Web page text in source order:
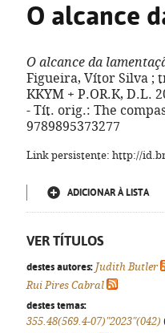
O alcance
O alcance da
Figueira, Vítor Silva ;
KKYM + P.OR.K, D.L.
- Tít. orig.: The
9789895373277
Link persistente: http://
ADICIONAR À LISTA
VER TÍTULOS
destes autores: Judith Butler
Rui Pires Cabral
destes temas:
355.48(569.4-07)"2023"(042)